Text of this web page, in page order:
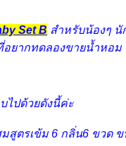
Set B สำหรับน้องๆ นั
อยากทดลองขายน้ำหอม
ไปด้วยดังนี้ค่ะ
สูตรเข้ม 6 กลิ่น6 ขวด